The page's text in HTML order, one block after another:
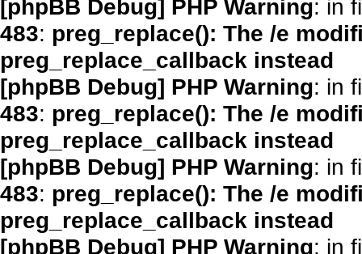
[phpBB Debug] PHP Warning: in
483: preg_replace(): The /e
preg_replace_callback instead
[phpBB Debug] PHP Warning: in
483: preg_replace(): The /e
preg_replace_callback instead
[phpBB Debug] PHP Warning: in
483: preg_replace(): The /e
preg_replace_callback instead
[phpBB Debug] PHP Warning: in